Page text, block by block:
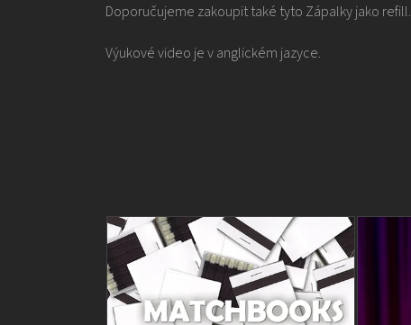
Doporučujeme zakoupit také tyto Zápalkyjako refill.
Výukové video je v anglickém jazyce.